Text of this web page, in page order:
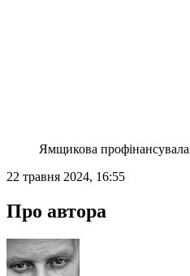
Ямщикова
22 травня 2024, 16:55
Про автора